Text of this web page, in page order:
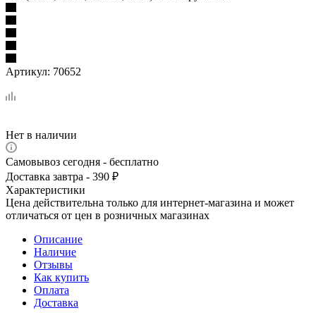
Артикул: 70652
Нет в наличии
Самовывоз сегодня - бесплатно
Доставка завтра - 390 ₽
Характеристики
Цена действительна только для интернет-магазина и может
отличаться от цен в розничных магазинах
Описание
Наличие
Отзывы
Как купить
Оплата
Доставка